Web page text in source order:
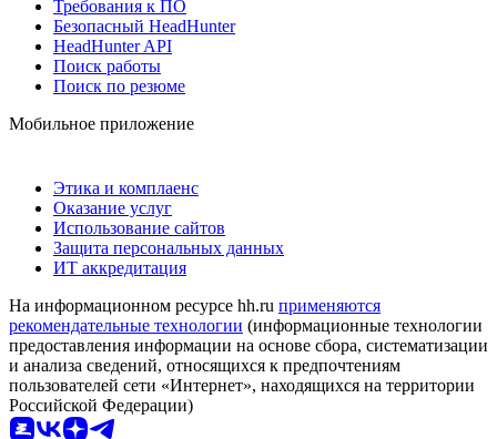
Требования к ПО
Безопасный HeadHunter
HeadHunter API
Поиск работы
Поиск по резюме
Мобильное приложение
Этика и комплаенс
Оказание услуг
Использование сайтов
Защита персональных данных
ИТ аккредитация
На информационном ресурсе hh.ru применяются
рекомендательные технологии (информационные технологии
предоставления информации на основе сбора, систематизации
и анализа сведений, относящихся к предпочтениям
пользователей сети «Интернет», находящихся на территории
Российской Федерации)